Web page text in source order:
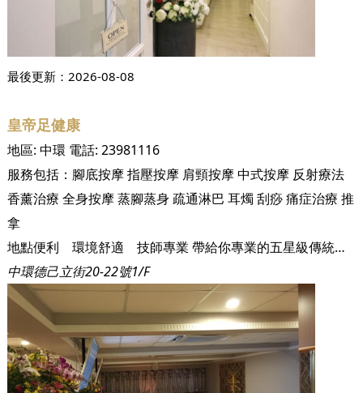
最後更新： 2026-08-08
皇帝足健康
地區: 中環 電話: 23981116
服務包括： 腳底按摩指壓按摩 肩頸按摩中式按摩 反射療法
香薰治療 全身按摩蒸腳蒸身疏通淋巴 耳燭 刮痧痛症治療 推
拿
地點便利 環境舒適 技師專業 帶給你專業的五星級傳統中式按摩體驗 香港人工作忙碌，生活節奏緊張，不少人都面對各類痛症不適，想在中區找尋一間地點方便、環境舒適、技師專業的按摩店，一點也不容易。這次介紹的 皇帝足健康，就一次過滿足哂你這三個願望，務求為忙碌勞累的都市人提供一個放鬆舒緩的好去處。
中環德己立街20-22號1/F